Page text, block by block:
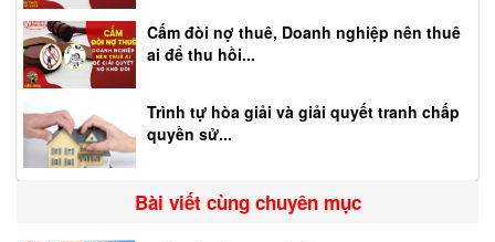
Cấm đòi nợ thuê, Doanh nghiệp nên thuê
ai để thu hồi...
Trình tự hòa giải và giải quyết tranh chấp
quyền sử...
Bài viết cùng chuyên mục